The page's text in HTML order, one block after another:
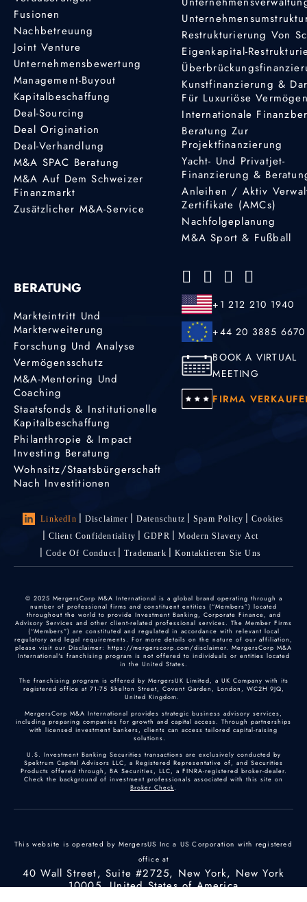
Fusionen
Nachbetreuung
Joint Venture
Unternehmensbewertung
Management-Buyout
Kapitalbeschaffung
Deal-Sourcing
Deal Origination
Deal-Verhandlung
M&A SPAC Beratung
M&A Auf Dem Schweizer
Finanzmarkt
Zusätzlicher M&A-Service
Restrukturierung Von
Eigenkapital-
Kunstfinanzierung &
Für Luxuriöse
Internationale
Beratung Zur
Projektfinanzierung
Yacht- Und Privatjet-
Finanzierung &
Anleihen / Aktiv
Zertifikate (AMCs)
Nachfolgeplanung
M&A Sport & Fußball
BERATUNG
Markteintritt Und
Markterweiterung
Forschung Und Analyse
Vermögensschutz
M&A-Mentoring Und
Coaching
Staatsfonds & Institutionelle
Kapitalbeschaffung
Philanthropie & Impact
Investing Beratung
Wohnsitz/Staatsbürgerschaft
Nach Investitionen
+1 212 210 1940
+44 20 3885 6670
BOOK A VIRTUAL
MEETING
FIRMA
LinkedIn Disclaimer Datenschutz Spam Policy
Cookies
Client Confidentiality
GDPR
Modern Slavery Act
Code Of Conduct
Trademark Kontaktieren Sie Uns
© 2025 MergersCorp M&A International is a global brand operating through a
number of professional firms and constituent entities (“Members”) located
throughout the world to provide Investment Banking, Corporate Finance, and
Advisory Services and other client-related professional services. The Member Firms
(“Members”) are constituted and regulated in accordance with relevant local
regulatory and legal requirements. For more details on the nature of our affiliation,
please visit our Disclaimer: https://mergerscorp.com/disclaimer. MergersCorp M&A
International's franchising program is not offered to individuals or entities located
in the United States.
The franchising program is offered by MergersUK Limited, a UK Company with its
registered office at 71-75 Shelton Street, Covent Garden, London, WC2H 9JQ,
United Kingdom.
MergersCorp M&A International provides strategic business advisory services,
including preparing companies for growth and capital access. Through partnerships
with licensed investment bankers, clients can access tailored capital-raising
solutions.
U.S. Investment Banking Securities transactions are exclusively conducted by
Spektrum Capital Advisors LLC, a Registered Representative of, and Securities
Products offered through, BA Securities, LLC, a FINRA-registered broker-dealer.
Check the background of investment professionals associated with this site on
Broker Check.
This website is operated by MergersUS Inc a US Corporation with registered
office at
40 Wall Street, Suite #2725, New York, New York
10005, United States of America